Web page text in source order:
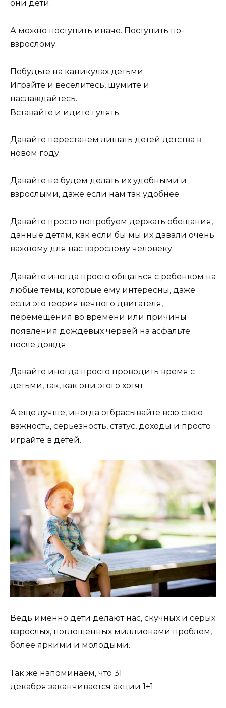
они дети.
А можно поступить иначе. Поступить по-
взрослому.
Побудьте на каникулах детьми.
Играйте и веселитесь, шумите и
наслаждайтесь.
Вставайте и идите гулять.
Давайте перестанем лишать детей детства в
новом году.
Давайте не будем делать их удобными и
взрослыми, даже если нам так удобнее.
Давайте просто попробуем держать обещания,
данные детям, как если бы мы их давали очень
важному для нас взрослому человеку
Давайте иногда просто общаться с ребенком на
любые темы, которые ему интересны, даже
если это теория вечного двигателя,
перемещения во времени или причины
появления дождевых червей на асфальте
после дождя
Давайте иногда просто проводить время с
детьми, так, как они этого хотят
А еще лучше, иногда отбрасывайте всю свою
важность, серьезность, статус, доходы и просто
играйте в детей.
Ведь именно дети делают нас, скучных и серых
взрослых, поглощенных миллионами проблем,
более яркими и молодыми.
Так же напоминаем, что 31
декабря заканчивается акции 1+1